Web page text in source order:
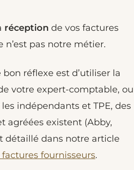
réception de vos factures
n’est pas notre métier.
réflexe est d’utiliser la
votre expert-comptable, ou
indépendants et TPE, des
agréées existent (Abby,
détaillé dans notre article
fournisseurs.